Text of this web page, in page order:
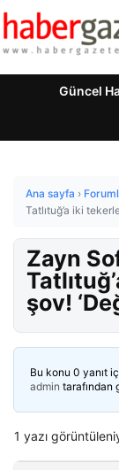
Güncel
Ana sayfa ›
Tatlıtuğ’a iki
Zayn
şov!
Bu konu 0 yanıt
admin tarafından
1 yazı